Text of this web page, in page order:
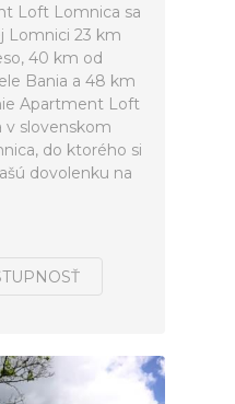
Loft Lomnica sa
Lomnici 23 km
40 km od
Bania a 48 km
Apartment Loft
v slovenskom
do ktorého si
dovolenku na